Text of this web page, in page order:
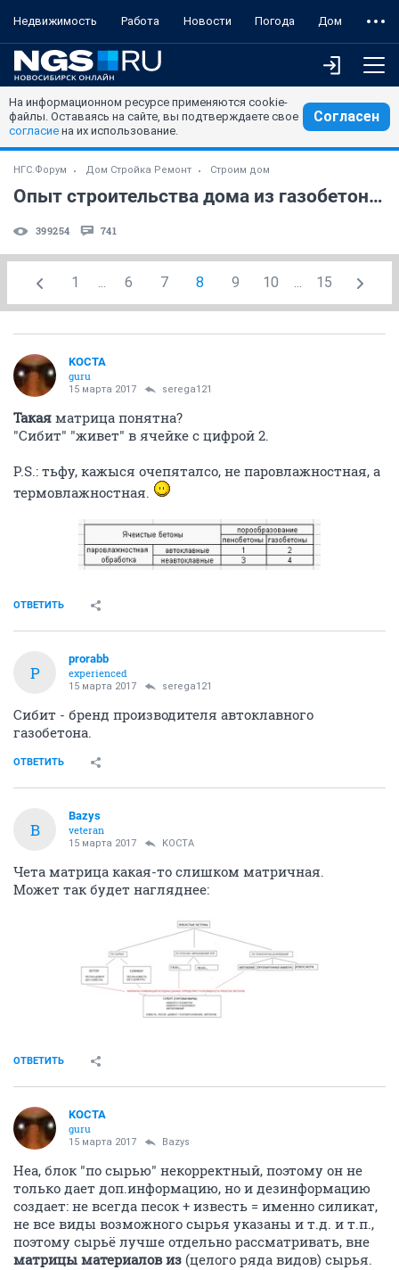
Недвижимость Работа Новости Погода Дом
На информационном ресурсе применяются cookie-
файлы. Оставаясь на сайте, вы подтверждаете свое
согласие на их использование.
Согласен
НГС.Форум Дом Стройка Ремонт Строим дом
Опыт строительства дома из газобетона. Нюансы. Эксплуатация.
399254 741
1 ... 6 7 8 9 10 ... 15
KOCTA
guru
15 марта 2017 serega121
Такая матрица понятна?
"Сибит" "живет" в ячейке с цифрой 2.
P.S.: тьфу, кажыся очепяталсо, не паровлажностная, а
термовлажностная.
ОТВЕТИТЬ
P
prorabb
experienced
15 марта 2017 serega121
Сибит - бренд производителя автоклавного
газобетона.
ОТВЕТИТЬ
B
Bazys
veteran
15 марта 2017 KOCTA
Чета матрица какая-то слишком матричная.
Может так будет нагляднее:
ОТВЕТИТЬ
KOCTA
guru
15 марта 2017 Bazys
Неа, блок "по сырью" некорректный, поэтому он не
только дает доп.информацию, но и дезинформацию
создает: не всегда песок + известь = именно силикат,
не все виды возможного сырья указаны и т.д. и т.п.,
поэтому сырьё лучше отдельно рассматривать, вне
матрицы материалов из (целого ряда видов) сырья.